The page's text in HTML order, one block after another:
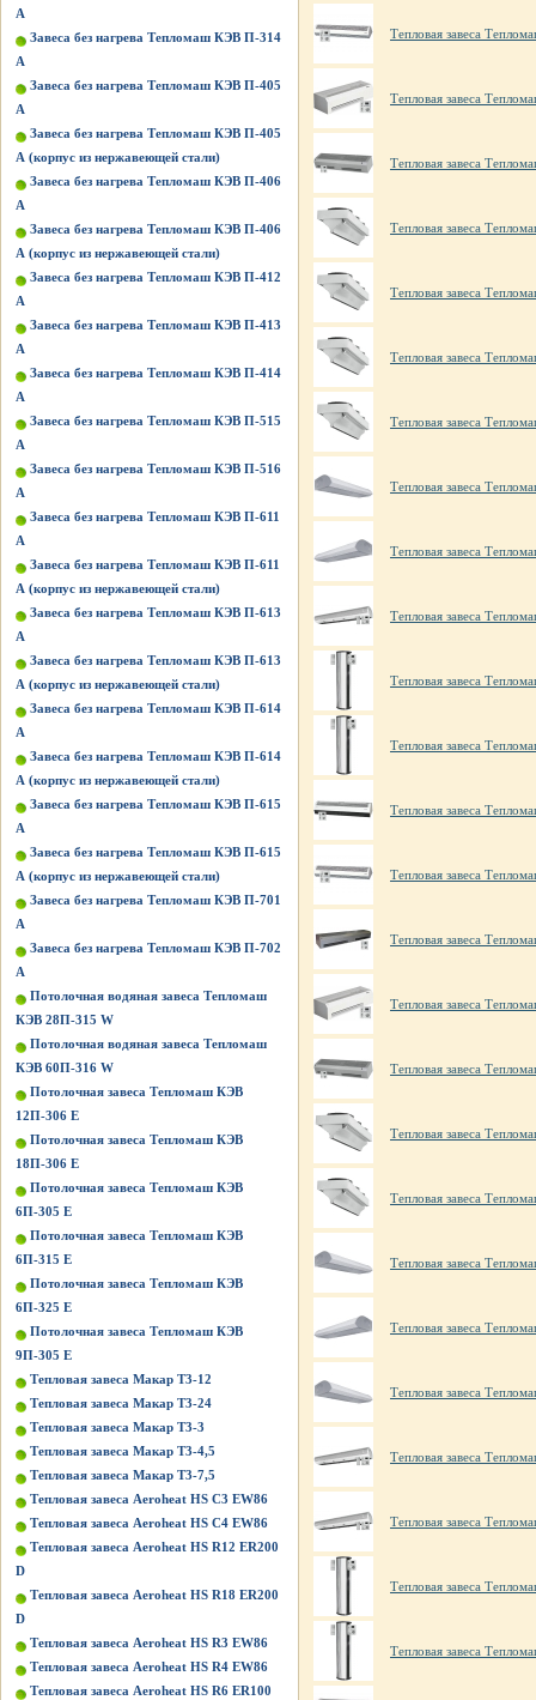
А
Завеса без нагрева Тепломаш КЭВ П-314
А
Завеса без нагрева Тепломаш КЭВ П-405
А
Завеса без нагрева Тепломаш КЭВ П-405
А (корпус из нержавеющей стали)
Завеса без нагрева Тепломаш КЭВ П-406
А
Завеса без нагрева Тепломаш КЭВ П-406
А (корпус из нержавеющей стали)
Завеса без нагрева Тепломаш КЭВ П-412
А
Завеса без нагрева Тепломаш КЭВ П-413
А
Завеса без нагрева Тепломаш КЭВ П-414
А
Завеса без нагрева Тепломаш КЭВ П-515
A
Завеса без нагрева Тепломаш КЭВ П-516
A
Завеса без нагрева Тепломаш КЭВ П-611
А
Завеса без нагрева Тепломаш КЭВ П-611
А (корпус из нержавеющей стали)
Завеса без нагрева Тепломаш КЭВ П-613
А
Завеса без нагрева Тепломаш КЭВ П-613
А (корпус из нержавеющей стали)
Завеса без нагрева Тепломаш КЭВ П-614
А
Завеса без нагрева Тепломаш КЭВ П-614
А (корпус из нержавеющей стали)
Завеса без нагрева Тепломаш КЭВ П-615
А
Завеса без нагрева Тепломаш КЭВ П-615
А (корпус из нержавеющей стали)
Завеса без нагрева Тепломаш КЭВ П-701
А
Завеса без нагрева Тепломаш КЭВ П-702
А
Потолочная водяная завеса Тепломаш
КЭВ 28П-315 W
Потолочная водяная завеса Тепломаш
КЭВ 60П-316 W
Потолочная завеса Тепломаш КЭВ
12П-306 Е
Потолочная завеса Тепломаш КЭВ
18П-306 Е
Потолочная завеса Тепломаш КЭВ
6П-305 Е
Потолочная завеса Тепломаш КЭВ
6П-315 Е
Потолочная завеса Тепломаш КЭВ
6П-325 Е
Потолочная завеса Тепломаш КЭВ
9П-305 Е
Тепловая завеса Макар Т3-12
Тепловая завеса Макар Т3-24
Тепловая завеса Макар Т3-3
Тепловая завеса Макар Т3-4,5
Тепловая завеса Макар Т3-7,5
Тепловая завеса Aeroheat HS C3 EW86
Тепловая завеса Aeroheat HS C4 EW86
Тепловая завеса Aeroheat HS R12 ER200
D
Тепловая завеса Aeroheat HS R18 ER200
D
Тепловая завеса Aeroheat HS R3 EW86
Тепловая завеса Aeroheat HS R4 EW86
Тепловая завеса Aeroheat HS R6 ER100
Тепловая завеса
Тепловая завеса
Тепловая завеса
Тепловая завеса
Тепловая завеса
Тепловая завеса
Тепловая завеса
Тепловая завеса
Тепловая завеса
Тепловая завеса
Тепловая завеса
Тепловая завеса
Тепловая завеса
Тепловая завеса
Тепловая завеса
Тепловая завеса
Тепловая завеса
Тепловая завеса
Тепловая завеса
Тепловая завеса
Тепловая завеса
Тепловая завеса
Тепловая завеса
Тепловая завеса
Тепловая завеса
Тепловая завеса